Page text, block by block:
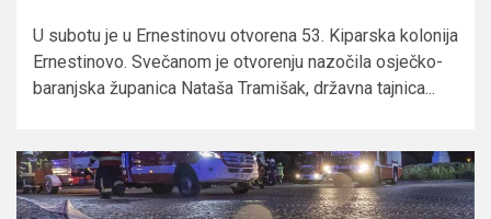
U subotu je u Ernestinovu otvorena 53. Kiparska kolonija
Ernestinovo. Svečanom je otvorenju nazočila osječko-
baranjska županica Nataša Tramišak, državna tajnica...